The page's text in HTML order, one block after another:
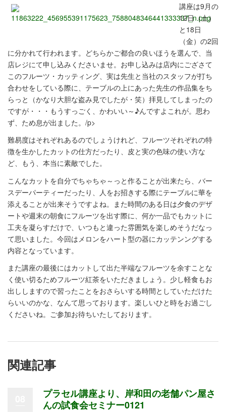
講座は9月の
12日（土）
と18日
（金）の2回
に分かれて行われます。どちらかご都合の良いほうを選んで、当
店レジにて申し込みくださいませ。お申し込みは店内にござさて
このフルーツ・カッティング、実は先生と当社のスタッフが打ち
合わせをしている際に、テーブルの上にあった先生の作品集をち
らっと（かなり大胆な盗み見でしたが・笑）拝見してしまったの
ですが・・・もうすっごく、かわいい～♪んですよこれが。思わ
ず、ため息が出ました。/p>
難易度はそれぞれあるのでしょうけれど、フルーツそれぞれの特
徴を生かしたカットの仕方だったり、皮と実の色味の使い方な
ど、もう、本当に素敵でした。
こんなカットを自分でちゃちゃ～っと作ることが出来たら、バー
スデーパーティーだったり、人をお招きする際にテーブルに華を
添えることが出来そうですよね。また時間のある日は夕食のデザ
ートや週末の朝食にフルーツを出す際に、何か一品でもカットに
工夫を凝らすだけで、いつもと違った雰囲気を楽しめそうだなっ
て思いました。今回はメロンをハート型の器にカッテンングする
内容となっています。
また講座の最後にはカットして出た半端なフルーツを余すことな
く使い切るためフルーツ紅茶をいただきましょう。少し軽食もお
出ししますので習ったことをおさらいする時間としていただけた
らいいのかな、なんて思っております。楽しいひと時をお過ごし
くださいね。ご参加お待ちいたしております。
関連記事
プラセル講座より、岸和田の老舗パン屋さ
んの試食会セミナー0121